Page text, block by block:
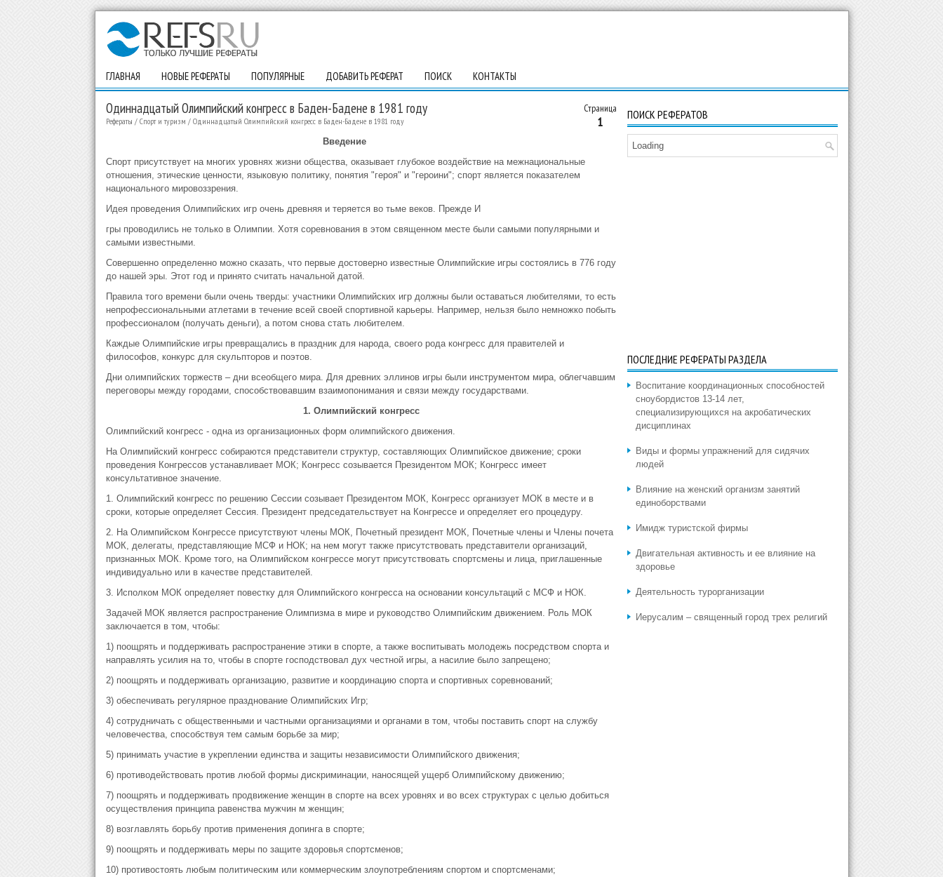
ГЛАВНАЯ НОВЫЕ РЕФЕРАТЫ ПОПУЛЯРНЫЕ ДОБАВИТЬ РЕФЕРАТ ПОИСК КОНТАКТЫ
Страница
1
Одиннадцатый Олимпийский конгресс в Баден-Бадене в 1981 году
Рефераты / Спорт и туризм / Одиннадцатый Олимпийский конгресс в Баден-Бадене в 1981 году
Введение
Спорт присутствует на многих уровнях жизни общества, оказывает глубокое воздействие на межнациональные
отношения, этические ценности, языковую политику, понятия "героя" и "героини"; спорт является показателем
национального мировоззрения.
Идея проведения Олимпийских игр очень древняя и теряется во тьме веков. Прежде И
гры проводились не только в Олимпии. Хотя соревнования в этом священном месте были самыми популярными и
самыми известными.
Совершенно определенно можно сказать, что первые достоверно известные Олимпийские игры состоялись в 776 году
до нашей эры. Этот год и принято считать начальной датой.
Правила того времени были очень тверды: участники Олимпийских игр должны были оставаться любителями, то есть
непрофессиональными атлетами в течение всей своей спортивной карьеры. Например, нельзя было немножко побыть
профессионалом (получать деньги), а потом снова стать любителем.
Каждые Олимпийские игры превращались в праздник для народа, своего рода конгресс для правителей и
философов, конкурс для скульпторов и поэтов.
Дни олимпийских торжеств – дни всеобщего мира. Для древних эллинов игры были инструментом мира, облегчавшим
переговоры между городами, способствовавшим взаимопонимания и связи между государствами.
1. Олимпийский конгресс
Олимпийский конгресс - одна из организационных форм олимпийского движения.
На Олимпийский конгресс собираются представители структур, составляющих Олимпийское движение; сроки
проведения Конгрессов устанавливает МОК; Конгресс созывается Президентом МОК; Конгресс имеет
консультативное значение.
1. Олимпийский конгресс по решению Сессии созывает Президентом МОК, Конгресс организует МОК в месте и в
сроки, которые определяет Сессия. Президент председательствует на Конгрессе и определяет его процедуру.
2. На Олимпийском Конгрессе присутствуют члены МОК, Почетный президент МОК, Почетные члены и Члены почета
МОК, делегаты, представляющие МСФ и НОК; на нем могут также присутствовать представители организаций,
признанных МОК. Кроме того, на Олимпийском конгрессе могут присутствовать спортсмены и лица, приглашенные
индивидуально или в качестве представителей.
3. Исполком МОК определяет повестку для Олимпийского конгресса на основании консультаций с МСФ и НОК.
Задачей МОК является распространение Олимпизма в мире и руководство Олимпийским движением. Роль МОК
заключается в том, чтобы:
1) поощрять и поддерживать распространение этики в спорте, а также воспитывать молодежь посредством спорта и
направлять усилия на то, чтобы в спорте господствовал дух честной игры, а насилие было запрещено;
2) поощрять и поддерживать организацию, развитие и координацию спорта и спортивных соревнований;
3) обеспечивать регулярное празднование Олимпийских Игр;
4) сотрудничать с общественными и частными организациями и органами в том, чтобы поставить спорт на службу
человечества, способствуя тем самым борьбе за мир;
5) принимать участие в укреплении единства и защиты независимости Олимпийского движения;
6) противодействовать против любой формы дискриминации, наносящей ущерб Олимпийскому движению;
7) поощрять и поддерживать продвижение женщин в спорте на всех уровнях и во всех структурах с целью добиться
осуществления принципа равенства мужчин м женщин;
8) возглавлять борьбу против применения допинга в спорте;
9) поощрять и поддерживать меры по защите здоровья спортсменов;
10) противостоять любым политическим или коммерческим злоупотреблениям спортом и спортсменами;
ПОИСК РЕФЕРАТОВ
Loading
ПОСЛЕДНИЕ РЕФЕРАТЫ РАЗДЕЛА
Воспитание координационных способностей
сноубордистов 13-14 лет,
специализирующихся на акробатических
дисциплинах
Виды и формы упражнений для сидячих
людей
Влияние на женский организм занятий
единоборствами
Имидж туристской фирмы
Двигательная активность и ее влияние на
здоровье
Деятельность турорганизации
Иерусалим – священный город трех религий